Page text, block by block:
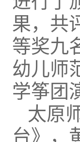
果，共
等奖九
幼儿师
学筝团
太原
台》，